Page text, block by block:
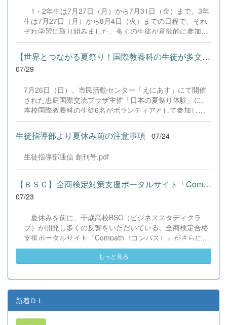
の全国大会出場にあたり、多大なるご支援・ご協力をいた
だきました企業の皆様、ならびに心温まるご寄付や温かい
ご声援を寄せてくださった地域の皆様方に、心より感謝申
し上げます。皆様からの温かいご支援が部員たちの大きな
励みとなり、全国の舞台で最高のパフォーマンスと演技を
届けることができました。今回の経験を糧に、さらに表現
力に磨きをかけ、今後も活動してまいります。引き続き、
本校演劇部への変わらぬご声援をよろしくお願いいたしま
す。 &nbsp;
1・2年生は7月27日（月）から7月31日（金）まで、3年
生は7月27日（月）から8月4日（火）までの日程で、それ
ぞれ学習に取り組みました。多くの生徒が意欲的に参加
し、これまでの学習内容の復習や発展的な内容、受験に向
けた学習などに真剣に取り組む姿が見られました。夏期講
習で身に付けた学習習慣や知識を、今後の学校生活や学習
に生かし、一人一人がさらなる成長につなげてくれること
【世界とつながる夏祭り！国際教養科の生徒が多文化共生ボランテ...
07/29
7月26日（日）、市民活動センター「えにあす」にて開催
された恵庭国際交流プラザ主催「日本の夏祭り体験」に、
本校国際教養科の生徒6名がボランティアとして参加しま
した！ 会場にはウクライナ、ネパール、アフガニスタンな
ど多国籍な参加者が集まり、ヨーヨー釣りや綿あめ、盆踊
りなどを満喫。浴衣姿でイベントを彩った1年生や、経験
葉や国境を超えて笑顔で交流を深めました。 主催者の方か
らは、「国籍や年齢を問わず笑顔で寄り添い、自分で考え
て動く姿が素晴らしい。異文化理解のマインドが自然と身
についている」と、賞賛の声をいただきました！ 教室の中
だけでなく、地域や世界という広いフィールドで本領を発
姿に、誇らしさでいっぱいです。 教養科生、どんどん外へ
飛び出そう！ その温かい心と行動力を磨き、世界を笑顔に
する魅力的な人材へ成長していく皆さんを応援していま
す！
生徒指導部より夏休み前の注意事項 07/24
生徒指導部通信 創刊号.pdf
【ＢＳＣ】全商検定対策支援ポータルサイト「Compath（コンパス）...
07/23
夏休みを前に、千歳高校BSC（ビジネススタディクラ
ブ）が開発し多くの反響をいただいている、全商検定合格
支援ポータルサイト『Compath（コンパス）』がさらにバ
ージョンアップいたしました。 今回もユーザーの皆様か
らいただいたアンケートのご意見をもとに、BSC部員のプ
の実装までを行いました。今回のアップデートでは、ビジ
ネス計算・簿記・ビジネス文書・情報処理・商業経済・財
務分析・ビジネスコミュニケーションなど各ジャンルに及
具体的には、各検定問題数の大幅増加をはじめ、英語翻訳
もっと見る
新着ＤＬ